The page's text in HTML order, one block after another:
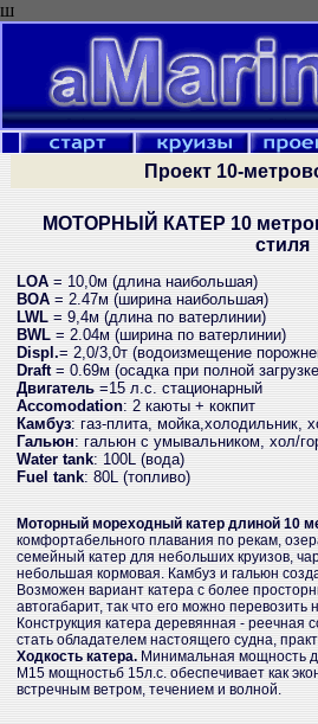
ш
Проект 10-
МОТОРНЫЙ КАТЕР 10
стиля
LOA = 10,0м (длина наибольшая)
BOA = 2.47м (ширина наибольшая)
LWL = 9,4м (длина по ватерлинии)
BWL = 2.04м (ширина по ватерлинии)
Displ.= 2,0/3,0т (водоизмещение
Draft= 0.69м (осадка при полной
Двигатель =15 л.с. стационарный
Accomodation: 2 каюты + кокпит
Камбуз: газ-плита, мойка,холодильник,
Гальюн: гальюн с умывальником, хол/
Water tank: 100L (вода)
Fuel tank: 80L (топливо)
Моторный мореходный катер длиной 10
комфортабельного плавания по рекам,
семейный катер для небольших круизов,
небольшая кормовая. Камбуз и гальюн
Возможен вариант катера с более
автогабарит, так что его можно
Конструкция катера деревянная -
стать обладателем настоящего судна,
Ходкость катера. Минимальная мощность
M15 мощностьб 15л.с. обеспечивает как
встречным ветром, течением и волной.